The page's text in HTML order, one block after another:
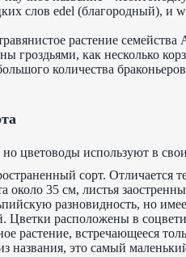
слов edel (благородный), и
растение
гроздьями, как несколько
количества
цветоводы используют в
сорт. Отличается
35 см, листья
разновидность, но
расположены в
растение, встречающееся
названия, это самый